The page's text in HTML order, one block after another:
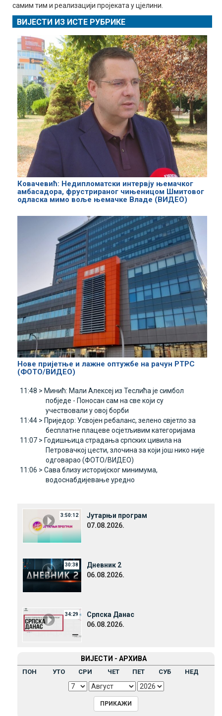
самим тим и реализацији пројеката у цјелини.
ВИЈЕСТИ ИЗ ИСТЕ РУБРИКЕ
Ковачевић: Недипломатски интервју њемачког
амбасадора, фрустрираног чињеницом Шмитовог
одласка мимо воље њемачке Владе (ВИДЕО)
Нове пријетње и лажне оптужбе на рачун РТРС
(ФОТО/ВИДЕО)
11:48 > Минић: Мали Алексеј из Теслића је симбол
побједе - Поносан сам на све који су
учествовали у овој борби
11:44 > Приједор: Усвојен ребаланс, зелено свјетло за
бесплатне плацеве осјетљивим категоријама
11:07 > Годишњица страдања српских цивила на
Петровачкој цести, злочина за који још нико није
одговарао (ФОТО/ВИДЕО)
11:06 > Сава близу историјског минимума,
водоснабдијевање уредно
3:50:12
Јутарњи програм
07.08.2026.
30:38
Дневник 2
06.08.2026.
34:29
Српска Данас
06.08.2026.
ВИЈЕСТИ - АРХИВА
ПОН УТО СРИ ЧЕТ ПЕТ СУБ НЕД